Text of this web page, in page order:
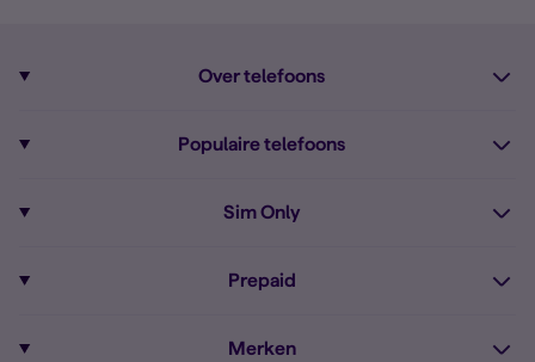
Over telefoons
Alle telefoons
Populaire telefoons
iPhone 16
Sim Only
Onbeperkt bellen
Prepaid
Merken